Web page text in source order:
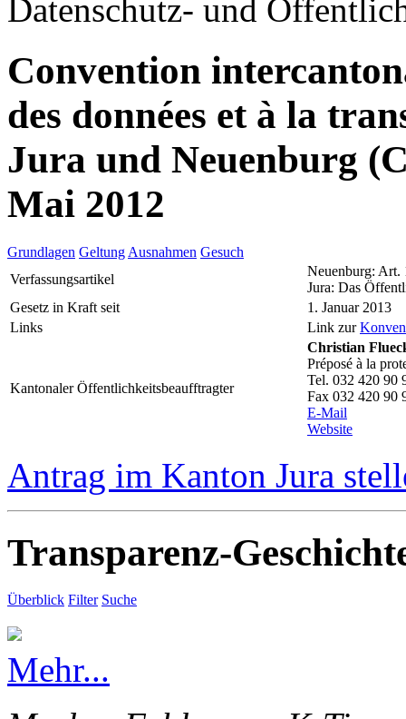
Datenschutz- und
Convention
des données et à la
Jura und Neuenburg
Mai 2012
Grundlagen Geltung Ausnahmen Gesuch
Verfassungsartikel
Neuenburg: Art.
Jura: Das
Gesetz in Kraft seit
1. Januar 2013
Links
Link zur
Kantonaler Öffentlichkeitsbeaufftragter
Christian
Préposé à la
Tel. 032 420 90
Fax 032 420 90
E-Mail
Website
Antrag im Kanton Jura
Transparenz-
Überblick Filter Suche
Mehr...